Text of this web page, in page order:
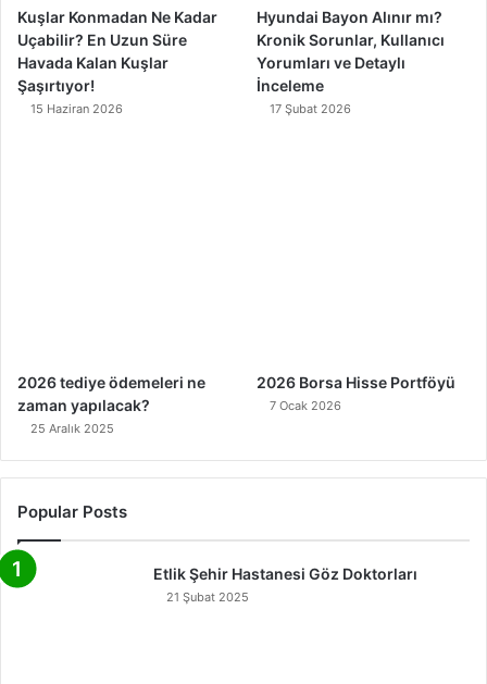
Kuşlar Konmadan Ne Kadar
Uçabilir? En Uzun Süre
Havada Kalan Kuşlar
Şaşırtıyor!
15 Haziran 2026
Hyundai Bayon Alınır mı?
Kronik Sorunlar, Kullanıcı
Yorumları ve Detaylı
İnceleme
17 Şubat 2026
2026 tediye ödemeleri ne
zaman yapılacak?
25 Aralık 2025
2026 Borsa Hisse Portföyü
7 Ocak 2026
Popular Posts
Etlik Şehir Hastanesi Göz Doktorları
21 Şubat 2025